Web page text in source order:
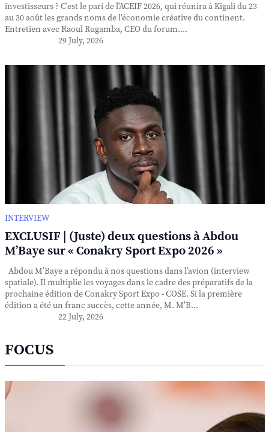
investisseurs ? C'est le pari de l'ACEIF 2026, qui réunira à Kigali du 23
au 30 août les grands noms de l'économie créative du continent.
Entretien avec Raoul Rugamba, CEO du forum....
29 July, 2026
INTERVIEW
EXCLUSIF | (Juste) deux questions à Abdou
M’Baye sur « Conakry Sport Expo 2026 »
Abdou M’Baye a répondu à nos questions dans l’avion (interview
spatiale). Il multiplie les voyages dans le cadre des préparatifs de la
prochaine édition de Conakry Sport Expo - COSE. Si la première
édition a été un franc succès, cette année, M. M’B...
22 July, 2026
FOCUS